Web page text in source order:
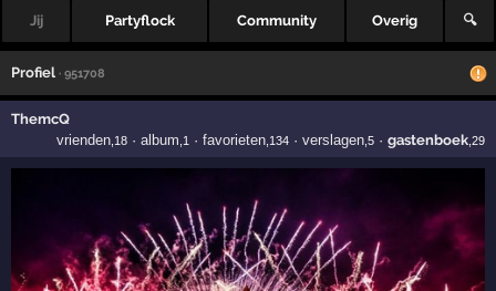
Jij Partyflock Community Overig 🔍
Profiel · 951708
ThemcQ
vrienden,18· album ,1· favorieten,134· verslagen,5· gastenboek,29